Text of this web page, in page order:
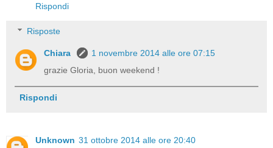
Rispondi
Risposte
Chiara
1 novembre 2014 alle ore 07:15
grazie Gloria, buon weekend !
Rispondi
Unknown 31 ottobre 2014 alle ore 20:40